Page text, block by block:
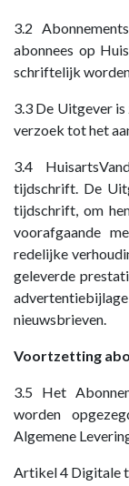
3.2
abonnees op
schriftelijk
3.3 De Uitgever
verzoek tot het
3.4
tijdschrift. De
tijdschrift, om
voorafgaande
redelijke
geleverde
nieuwsbrieven.
Voortzetting
3.5 Het
worden
Algemene
Artikel 4 Digitale